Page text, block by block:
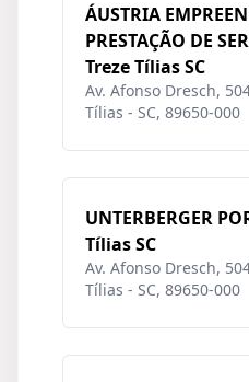
ÁUSTRIA
PRESTAÇÃO DE
Treze Tílias SC
Av. Afonso Dresch,
Tílias - SC, 89650-000
UNTERBERGER
Tílias SC
Av. Afonso Dresch,
Tílias - SC, 89650-000